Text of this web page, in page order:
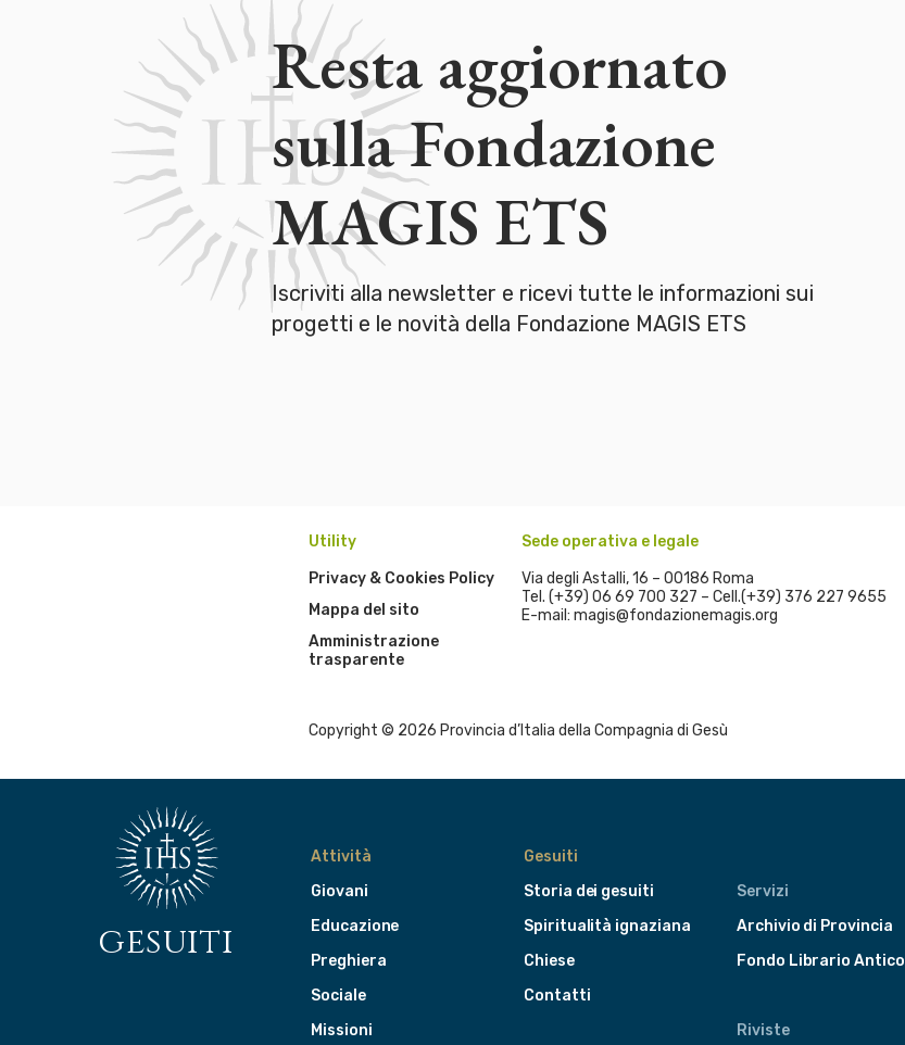
Resta aggiornato
sulla Fondazione
MAGIS ETS
Iscriviti alla newsletter e ricevi tutte le informazioni sui
progetti e le novità della Fondazione MAGIS ETS
Utility
Privacy & Cookies Policy
Mappa del sito
Amministrazione
trasparente
Sede operativa e legale
Via degli Astalli, 16 – 00186 Roma
Tel. (+39) 06 69 700 327 – Cell.(+39) 376 227 9655
E-mail: magis@fondazionemagis.org
Copyright © 2026 Provincia d’Italia della Compagnia di Gesù
gesuiti
Attività
Giovani
Educazione
Preghiera
Sociale
Missioni
Gesuiti
Storia dei gesuiti
Spiritualità ignaziana
Chiese
Contatti
Servizi
Archivio di Provincia
Fondo Librario Antico
Riviste